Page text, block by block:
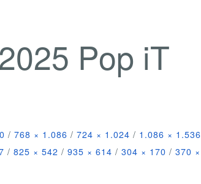
Pop iT
/ 768 × 1.086 / 724 × 1.024 / 1.086 × 1.536
/ 825 × 542 / 935 × 614 / 304 × 170 / 370 ×